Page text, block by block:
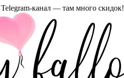
канал — там много скидок!